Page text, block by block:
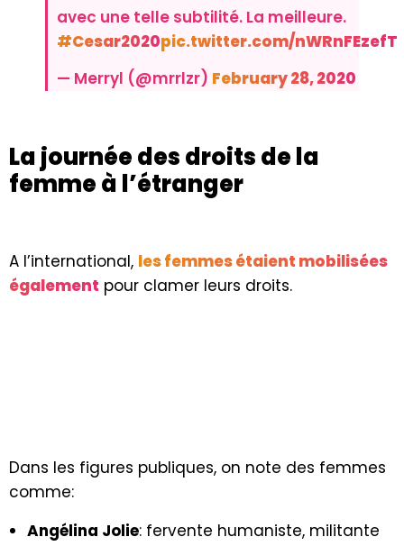
avec une telle subtilité. La meilleure.
#Cesar2020pic.twitter.com/nWRnFEzefT
— Merryl (@mrrlzr) February 28, 2020
La journée des droits de la
femme à l’étranger
A l’international, les femmes étaient mobilisées
également pour clamer leurs droits.
Dans les figures publiques, on note des femmes
comme:
Angélina Jolie: fervente humaniste, militante